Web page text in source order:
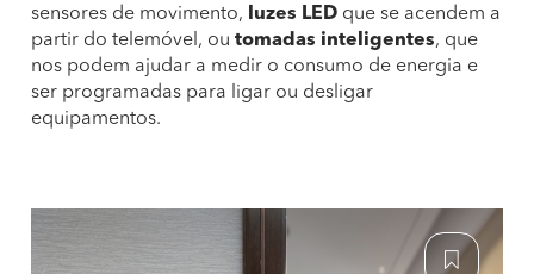
sensores de movimento,
luzes LED que se acendem a
partir do telemóvel, ou tomadas inteligentes, que
nos podem ajudar a medir o consumo de energia e
ser programadas para ligar ou desligar
equipamentos.